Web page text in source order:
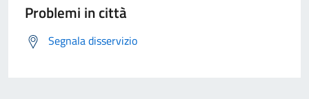
Problemi in città
Segnala disservizio